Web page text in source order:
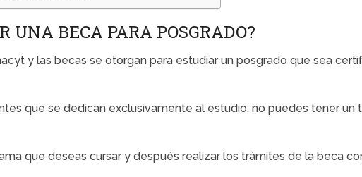
UNA BECA PARA POSGRADO?
y las becas se otorgan para estudiar un posgrado que sea
que se dedican exclusivamente al estudio, no puedes tener un
que deseas cursar y después realizar los trámites de la beca